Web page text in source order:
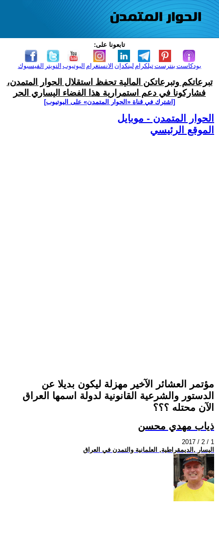
تابعونا على:
الفيسبوك التويتر اليوتيوب الانستغرام لينكدإن تيلكرامبنترست بودكاست
تبرعاتكم وتبرعاتكن المالية تحفظ استقلال الحوار المتمدن،
فشاركونا في دعم استمرارية هذا الفضاء اليساري الحر
[اشترك في قناة ‫«الحوار المتمدن» على اليوتيوب]
الحوار المتمدن - موبايل
الموقع الرئيسي
مؤتمر العشائر الآخير مهزلة ليكون بديلا عن
الدستور والشرعية القانونية لدولة اسمها العراق
الآن محتله ؟؟؟
ذياب مهدي محسن
2017 / 2 / 1
اليسار ,الديمقراطية, العلمانية والتمدن في العراق